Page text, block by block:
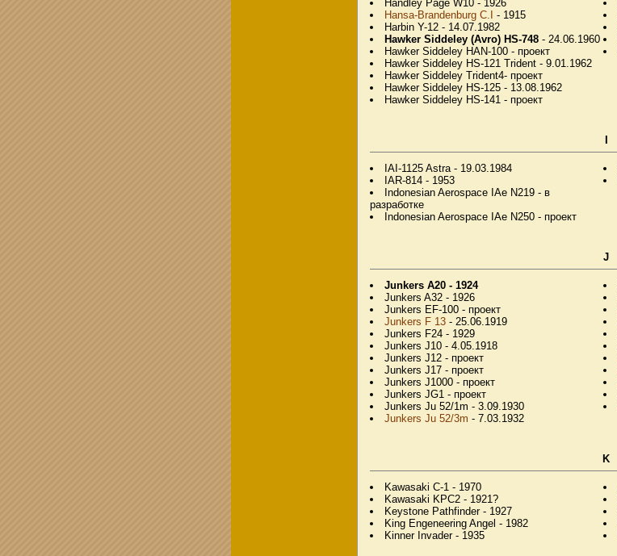
Handley Page W10 - 1926
Hansa-Brandenburg C.I - 1915
Harbin Y-12 - 14.07.1982
Hawker Siddeley (Avro) HS-748 - 24.06.1960
Hawker Siddeley HAN-100 - проект
Hawker Siddeley HS-121 Trident - 9.01.1962
Hawker Siddeley Trident4- проект
Hawker Siddeley HS-125 - 13.08.1962
Hawker Siddeley HS-141 - проект
IAI-1125 Astra - 19.03.1984
IAR-814 - 1953
Indonesian Aerospace IAe N219 - в
разработке
Indonesian Aerospace IAe N250 - проект
J
Junkers A20 - 1924
Junkers A32 - 1926
Junkers EF-100 - проект
Junkers F 13 - 25.06.1919
Junkers F24 - 1929
Junkers J10 - 4.05.1918
Junkers J12 - проект
Junkers J17 - проект
Junkers J1000 - проект
Junkers JG1 - проект
Junkers Ju 52/1m - 3.09.1930
Junkers Ju 52/3m - 7.03.1932
K
Kawasaki C-1 - 1970
Kawasaki KPC2 - 1921?
Keystone Pathfinder - 1927
King Engeneering Angel - 1982
Kinner Invader - 1935